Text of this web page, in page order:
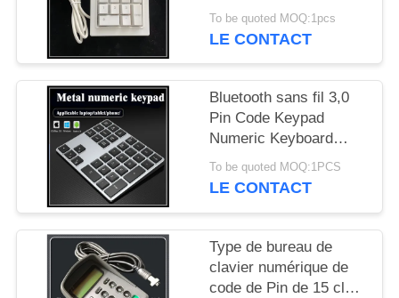
plastique blanc de pavé
numérique
To be quoted MOQ:1pcs
LE CONTACT
Bluetooth sans fil 3,0
Pin Code Keypad
Numeric Keyboard
avec le contre-jour 7
To be quoted MOQ:1PCS
LE CONTACT
Type de bureau de
clavier numérique de
code de Pin de 15 clés